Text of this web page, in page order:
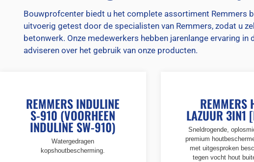
Bouwprofcenter biedt u het complete assortiment Remmers
uitvoerig getest door de specialisten van Remmers, zodat u
betonwerk. Onze medewerkers hebben jarenlange ervaring
adviseren over het gebruik van onze producten.
REMMERS INDULINE
S-910 (VOORHEEN
INDULINE SW-910)
Watergedragen
kopshoutbescherming.
REMMERS
LAZUUR 3IN1
Sneldrogende,
premium
met uitgesproken
tegen vocht hout